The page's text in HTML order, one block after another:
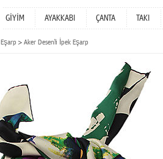
GİYİM AYAKKABI ÇANTA TAKI
Eşarp Aker Desenli İpek Eşarp